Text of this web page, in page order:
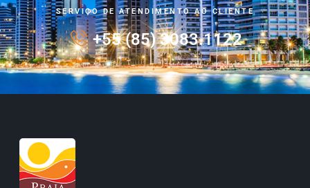
SERVIÇO DE ATENDIMENTO AO CLIENTE
+55 (85) 3083.1122